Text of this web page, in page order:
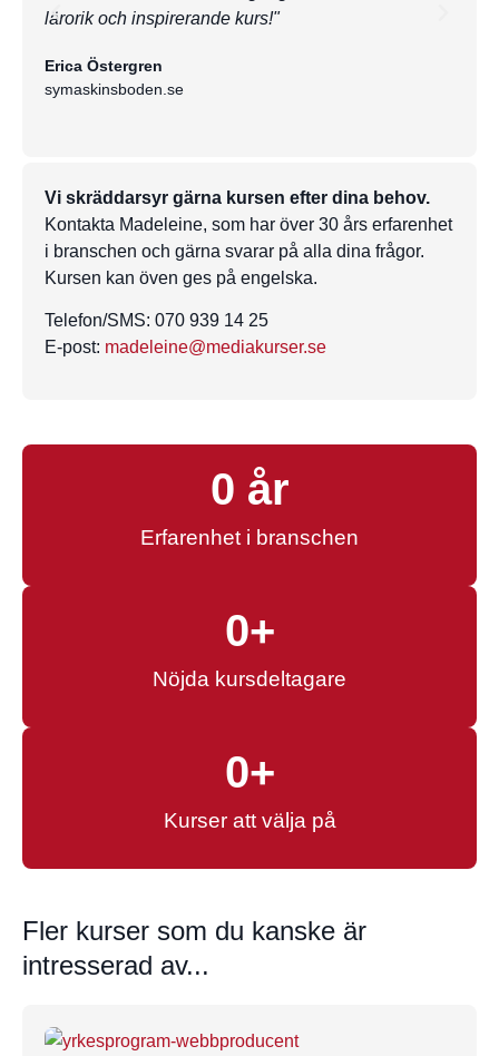
lärorik och inspirerande kurs!"
Erica Östergren
symaskinsboden.se
Vi skräddarsyr gärna kursen efter dina behov.
Kontakta Madeleine, som har över 30 års erfarenhet
i branschen och gärna svarar på alla dina frågor.
Kursen kan öven ges på engelska.
Telefon/SMS: 070 939 14 25
E-post: madeleine@mediakurser.se
Erfarenhet i branschen
0 år
Nöjda kursdeltagare
0+
Kurser att välja på
0+
Fler kurser som du kanske är
intresserad av...